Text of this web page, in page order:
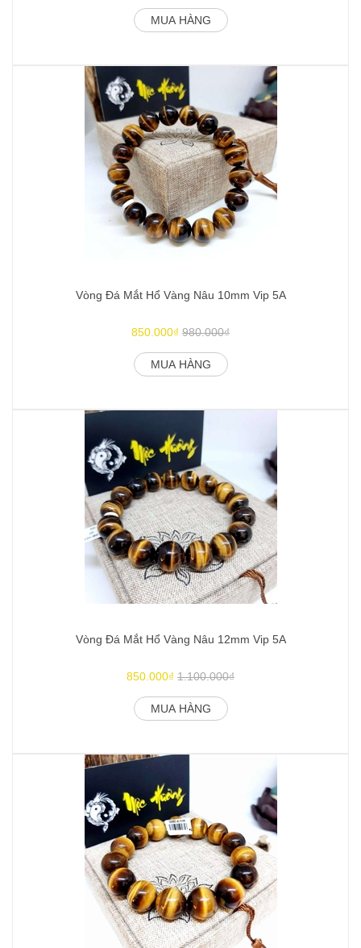
MUA HÀNG
Vòng Đá Mắt Hổ Vàng Nâu 10mm Vip 5A
850.000₫ 980.000₫
MUA HÀNG
Vòng Đá Mắt Hổ Vàng Nâu 12mm Vip 5A
850.000₫ 1.100.000₫
MUA HÀNG